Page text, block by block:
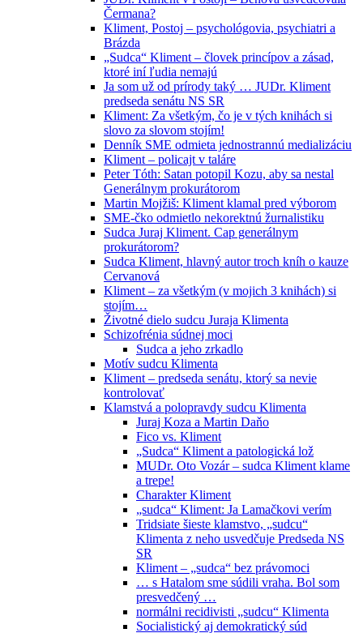
Čermana?
Kliment, Postoj – psychológovia, psychiatri a
Brázda
„Sudca“ Kliment – človek princípov a zásad,
ktoré iní ľudia nemajú
Ja som už od prírody taký … JUDr. Kliment
predseda senátu NS SR
Kliment: Za všetkým, čo je v tých knihách si
slovo za slovom stojím!
Denník SME odmieta jednostrannú medializáciu
Kliment – policajt v taláre
Peter Tóth: Satan potopil Kozu, aby sa nestal
Generálnym prokurátorom
Martin Mojžiš: Kliment klamal pred výborom
SME-čko odmietlo nekorektnú žurnalistiku
Sudca Juraj Kliment. Cap generálnym
prokurátorom?
Sudca Kliment, hlavný autor troch kníh o kauze
Cervanová
Kliment – za všetkým (v mojich 3 knihách) si
stojím…
Životné dielo sudcu Juraja Klimenta
Schizofrénia súdnej moci
Sudca a jeho zrkadlo
Motív sudcu Klimenta
Kliment – predseda senátu, ktorý sa nevie
kontrolovať
Klamstvá a polopravdy sudcu Klimenta
Juraj Koza a Martin Daňo
Fico vs. Kliment
„Sudca“ Kliment a patologická lož
MUDr. Oto Vozár – sudca Kliment klame
a trepe!
Charakter Kliment
„sudca“ Kliment: Ja Lamačkovi verím
Tridsiate šieste klamstvo, „sudcu“
Klimenta z neho usvedčuje Predseda NS
SR
Kliment – „sudca“ bez právomoci
… s Hatalom sme súdili vraha. Bol som
presvedčený …
normálni recidivisti „sudcu“ Klimenta
Socialistický aj demokratický súd